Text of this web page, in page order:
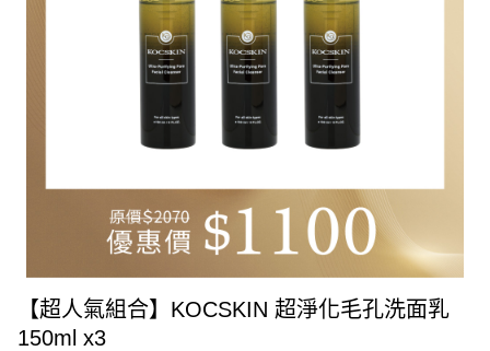
【超人氣組合】KOCSKIN 超淨化毛孔洗面乳
150ml x3